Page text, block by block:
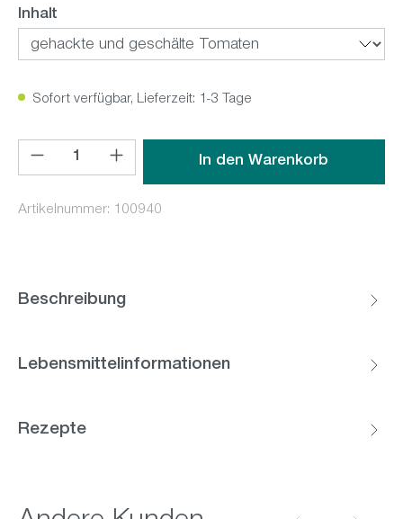
Inhalt
Sofort verfügbar, Lieferzeit: 1-3 Tage
Produkt Anzahl: Gib den gewünschten Wert ein oder
In den Warenkorb
Artikelnummer: 100940
Beschreibung
Lebensmittelinformationen
Rezepte